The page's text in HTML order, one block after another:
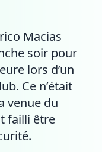
Macias
soir pour
lors d’un
Ce n’était
venue du
failli être